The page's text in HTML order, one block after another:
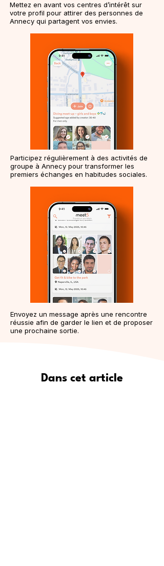
Mettez en avant vos centres d’intérêt sur
votre profil pour attirer des personnes de
Annecy qui partagent vos envies.
Participez régulièrement à des activités de
groupe à Annecy pour transformer les
premiers échanges en habitudes sociales.
Envoyez un message après une rencontre
réussie afin de garder le lien et de proposer
une prochaine sortie.
Dans cet article